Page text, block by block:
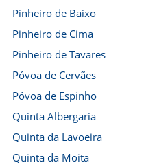
Pinheiro de Baixo
Pinheiro de Cima
Pinheiro de Tavares
Póvoa de Cervães
Póvoa de Espinho
Quinta Albergaria
Quinta da Lavoeira
Quinta da Moita